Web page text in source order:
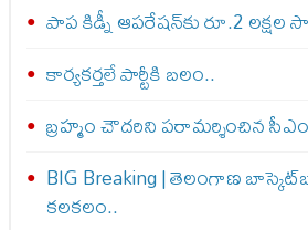
పాప కిడ్నీ ఆపరేషన్‌కు రూ.2
కార్యకర్తలే పార్టీకి బలం..
బ్రహ్మం చౌదరిని పరామర్శించిన
BIG Breaking | తెలంగాణ
కలకలం..